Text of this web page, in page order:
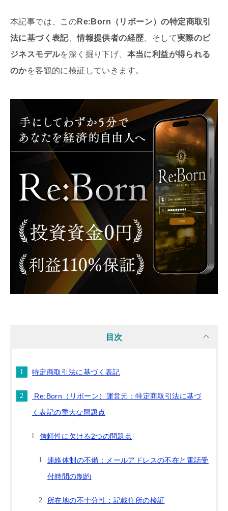
本記事では、このRe:Born（リボーン）の特定商取引
法に基づく表記、情報提供者の経歴 、そして実際のビ
ジネスモデルを深く掘り下げ、 本当に利益が得られる
のかを客観的に検証していきます。
目次
特定商取引法に基づく表記
Re:Born（リボーン）運営元：特定商取引法に基づ
く表記の重大な問題点
信頼性に欠ける2つの問題点
連絡体制の不備：メールアドレスの不在と電話受
付時間の制約
所在地の不十分性：記載住所の検証